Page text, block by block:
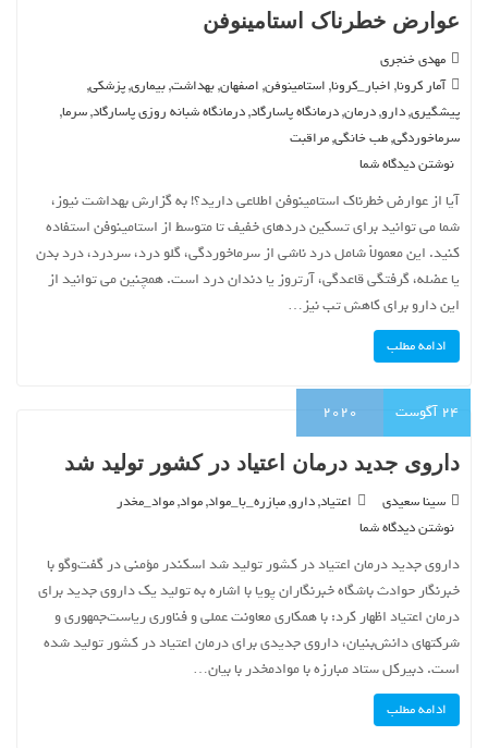
عوارض خطرناک استامینوفن
مهدی خنجری
آمار کرونا, اخبار_کرونا, استامینوفن, اصفهان,بهداشت,بیماری,پزشکی,
پیشگیری,دارو,درمان,درمانگاه پاسارگاد,درمانگاه شبانه روزی پاسارگاد,سرما,
سرماخوردگی,طب خانگی,مراقبت
نوشتن دیدگاه شما
آیا از عوارض خطرناک استامینوفن اطلاعی دارید؟! به گزارش بهداشت نیوز،
شما می توانید برای تسکین دردهای خفیف تا متوسط از استامینوفن استفاده
کنید. این معمولاً شامل درد ناشی از سرماخوردگی، گلو درد، سردرد، درد بدن
یا عضله، گرفتگی قاعدگی، آرتروز یا دندان ‌درد است. همچنین می توانید از
این دارو برای کاهش تب نیز…
ادامه مطلب
24 آگوست 2020
داروی جدید درمان اعتیاد در کشور تولید شد
سینا سعیدی اعتیاد,دارو,مبازره_با_مواد,مواد,مواد_مخدر
نوشتن دیدگاه شما
داروی جدید درمان اعتیاد در کشور تولید شد اسکندر مؤمنی در گفت‌وگو با
خبرنگار حوادث باشگاه خبرنگاران پویا با اشاره به تولید یک داروی جدید برای
درمان اعتیاد اظهار کرد: با همکاری معاونت عملی و فناوری ریاست‌جمهوری و
شرکتهای دانش‌بنیان، داروی جدیدی برای درمان اعتیاد در کشور تولید شده
است. دبیرکل ستاد مبارزه با موادمخدر با بیان…
ادامه مطلب